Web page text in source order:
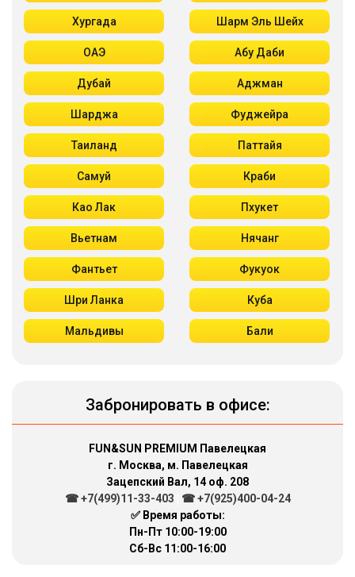
Хургада Шарм Эль Шейх
ОАЭ Абу Даби
Дубай Аджман
Шарджа Фуджейра
Таиланд Паттайя
Самуй Краби
Као Лак Пхукет
Вьетнам Нячанг
Фантьет Фукуок
Шри Ланка Куба
Мальдивы Бали
Забронировать в офисе:
FUN&SUN PREMIUM Павелецкая
г. Москва, м. Павелецкая
Зацепский Вал, 14 оф. 208
☎ +7(499)11-33-403
☎ +7(925)400-04-24
✅ Время работы:
Пн-Пт 10:00-19:00
Сб-Вс 11:00-16:00